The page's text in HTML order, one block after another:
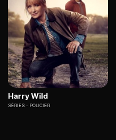
Harry Wild
SÉRIES POLICIER